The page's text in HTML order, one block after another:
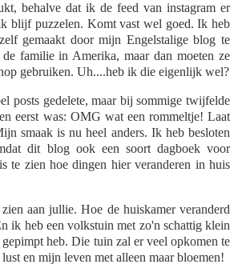
behalve dat ik de feed van instagram er
blijf puzzelen. Komt vast wel goed. Ik heb
gemaakt door mijn Engelstalige blog te
familie in Amerika, maar dan moeten ze
gebruiken. Uh....heb ik die eigenlijk wel?
posts gedelete, maar bij sommige twijfelde
eerst was: OMG wat een rommeltje! Laat
smaak is nu heel anders. Ik heb besloten
dit blog ook een soort dagboek voor
te zien hoe dingen hier veranderen in huis
aan jullie. Hoe de huiskamer veranderd
ik heb een volkstuin met zo'n schattig klein
heb. Die tuin zal er veel opkomen te
en mijn leven met alleen maar bloemen!